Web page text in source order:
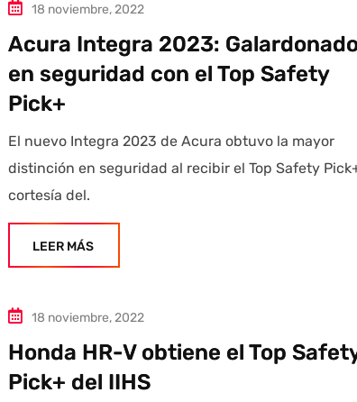
18 noviembre, 2022
Acura Integra 2023:
en seguridad con el Top Safety
Pick+
El nuevo Integra 2023 de Acura obtuvo la mayor
distinción en seguridad al recibir el Top Safety
cortesía del.
LEER MÁS
18 noviembre, 2022
Honda HR-V obtiene el Top
Pick+ del IIHS